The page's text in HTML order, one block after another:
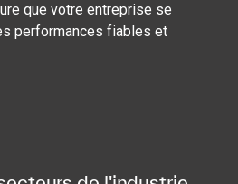
que votre entreprise se
performances fiables et